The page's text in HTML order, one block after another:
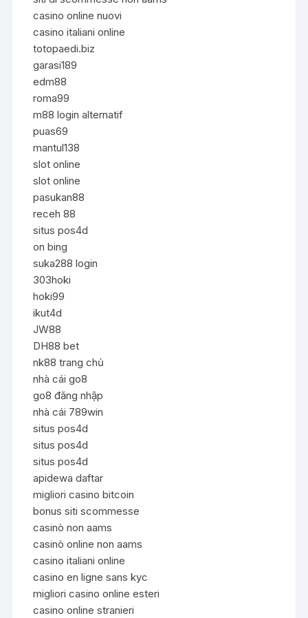
casino online nuovi
casino italiani online
totopaedi.biz
garasi189
edm88
roma99
m88 login alternatif
puas69
mantul138
slot online
slot online
pasukan88
receh 88
situs pos4d
on bing
suka288 login
303hoki
hoki99
ikut4d
JW88
DH88 bet
nk88 trang chủ
nhà cái go8
go8 đăng nhập
nhà cái 789win
situs pos4d
situs pos4d
situs pos4d
apidewa daftar
migliori casino bitcoin
bonus siti scommesse
casinò non aams
casinò online non aams
casino italiani online
casino en ligne sans kyc
migliori casino online esteri
casino online stranieri